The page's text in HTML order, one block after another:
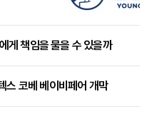
게 책임을 물을 수 있을까
스 코베 베이비페어 개막